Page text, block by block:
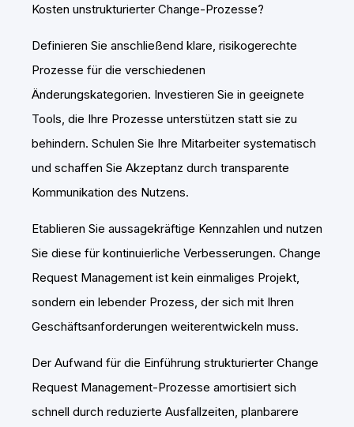
Kosten unstrukturierter Change-Prozesse?
Definieren Sie anschließend klare, risikogerechte
Prozesse für die verschiedenen
Änderungskategorien. Investieren Sie in geeignete
Tools, die Ihre Prozesse unterstützen statt sie zu
behindern. Schulen Sie Ihre Mitarbeiter systematisch
und schaffen Sie Akzeptanz durch transparente
Kommunikation des Nutzens.
Etablieren Sie aussagekräftige Kennzahlen und nutzen
Sie diese für kontinuierliche Verbesserungen. Change
Request Management ist kein einmaliges Projekt,
sondern ein lebender Prozess, der sich mit Ihren
Geschäftsanforderungen weiterentwickeln muss.
Der Aufwand für die Einführung strukturierter Change
Request Management-Prozesse amortisiert sich
schnell durch reduzierte Ausfallzeiten, planbarere